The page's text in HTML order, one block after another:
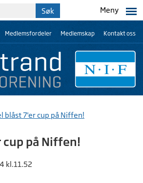
Meny
Medlemsfordeler Medlemskap Kontakt oss
blåst 7'er cup på Niffen!
cup på Niffen!
kl.11.52